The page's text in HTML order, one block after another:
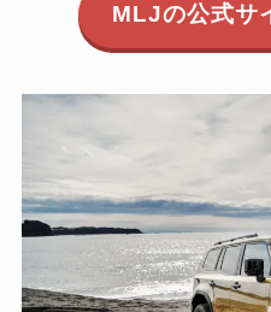
MLJの公式サ